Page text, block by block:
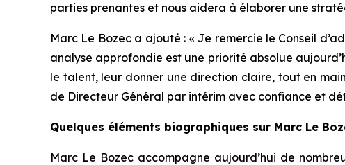
parties prenantes et nous aidera à élaborer une
Marc Le Bozec a ajouté : « Je remercie le Conseil
analyse approfondie est une priorité absolue
le talent, leur donner une direction claire, tout en
de Directeur Général par intérim avec confiance et
Quelques éléments biographiques sur Marc Le
Marc Le Bozec accompagne aujourd’hui de